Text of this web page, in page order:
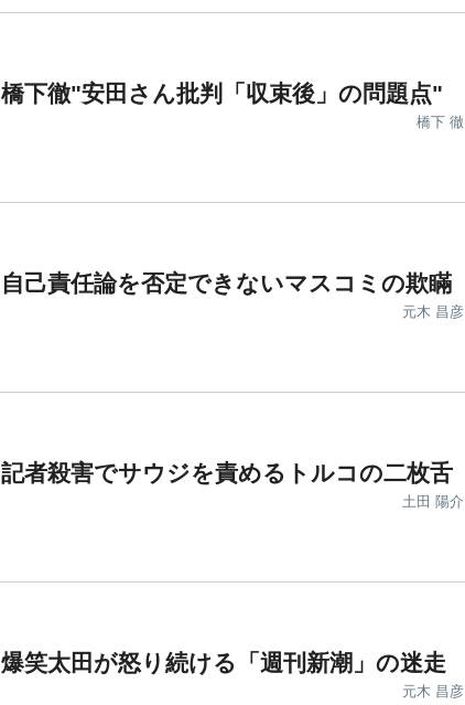
橋下徹"安田さん批判「収束後」の問題点"
橋下 徹
自己責任論を否定できないマスコミの欺瞞
元木 昌彦
記者殺害でサウジを責めるトルコの二枚舌
土田 陽介
爆笑太田が怒り続ける「週刊新潮」の迷走
元木 昌彦